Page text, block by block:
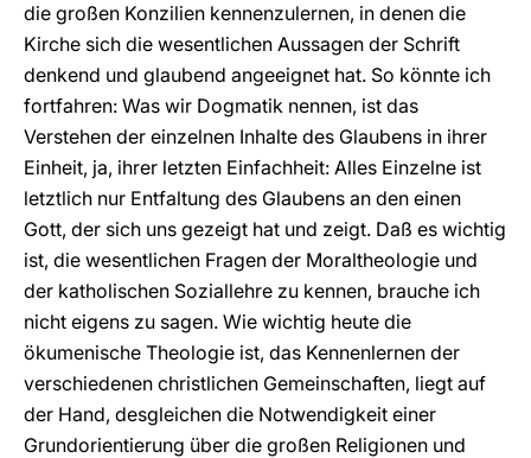
die großen Konzilien kennenzulernen, in denen die
Kirche sich die wesentlichen Aussagen der Schrift
denkend und glaubend angeeignet hat. So könnte ich
fortfahren: Was wir Dogmatik nennen, ist das
Verstehen der einzelnen Inhalte des Glaubens in ihrer
Einheit, ja, ihrer letzten Einfachheit: Alles Einzelne ist
letztlich nur Entfaltung des Glaubens an den einen
Gott, der sich uns gezeigt hat und zeigt. Daß es wichtig
ist, die wesentlichen Fragen der Moraltheologie und
der katholischen Soziallehre zu kennen, brauche ich
nicht eigens zu sagen. Wie wichtig heute die
ökumenische Theologie ist, das Kennenlernen der
verschiedenen christlichen Gemeinschaften, liegt auf
der Hand, desgleichen die Notwendigkeit einer
Grundorientierung über die großen Religionen und